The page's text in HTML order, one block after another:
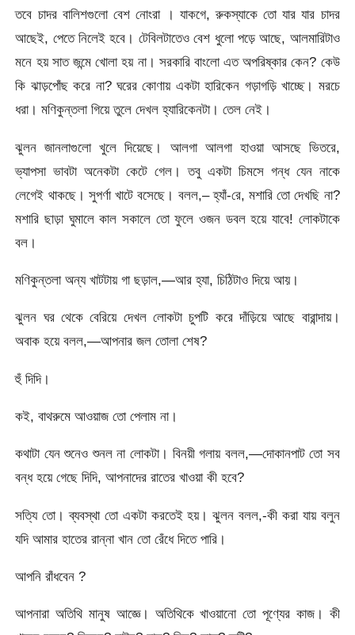
তবে চাদর বালিশগুলাে বেশ নােংরা । যাকগে, রুকস্যাকে তাে যার যার চাদর
আছেই, পেতে নিলেই হবে। টেবিলটাতেও বেশ ধুলাে পড়ে আছে, আলমারিটাও
মনে হয় সাত জন্মে খােলা হয় না। সরকারি বাংলাে এত অপরিষ্কার কেন? কেউ
কি ঝাড়পোঁছ করে না? ঘরের কোণায় একটা হারিকেন গড়াগড়ি খাচ্ছে। মরচে
ধরা। মণিকুন্তলা গিয়ে তুলে দেখল হ্যারিকেনটা। তেল নেই।
ঝুলন জানলাগুলাে খুলে দিয়েছে। আলগা আলগা হাওয়া আসছে ভিতরে,
ভ্যাপসা ভাবটা অনেকটা কেটে গেল। তবু একটা চিমসে গন্ধ যেন নাকে
লেগেই থাকছে। সুপর্ণা খাটে বসেছে। বলল,– হ্যাঁ-রে, মশারি তাে দেখছি না?
মশারি ছাড়া ঘুমালে কাল সকালে তাে ফুলে ওজন ডবল হয়ে যাবে! লােকটাকে
বল।
মণিকুন্তলা অন্য খাটটায় গা ছড়াল,—আর হ্যা, চিঠিটাও দিয়ে আয়।
ঝুলন ঘর থেকে বেরিয়ে দেখল লােকটা চুপটি করে দাঁড়িয়ে আছে বারান্দায়।
অবাক হয়ে বলল,—আপনার জল তােলা শেষ?
হুঁ দিদি।
কই, বাথরুমে আওয়াজ তাে পেলাম না।
কথাটা যেন শুনেও শুনল না লােকটা। বিনয়ী গলায় বলল,—দোকানপাট তাে সব
বন্ধ হয়ে গেছে দিদি, আপনাদের রাতের খাওয়া কী হবে?
সত্যি তাে। ব্যবস্থা তাে একটা করতেই হয়। ঝুলন বলল,-কী করা যায় বলুন
যদি আমার হাতের রান্না খান তো রেঁধে দিতে পারি।
আপনি রাঁধবেন ?
আপনারা অতিথি মানুষ আজ্ঞে। অতিথিকে খাওয়ানাে তাে পূণ্যের কাজ। কী